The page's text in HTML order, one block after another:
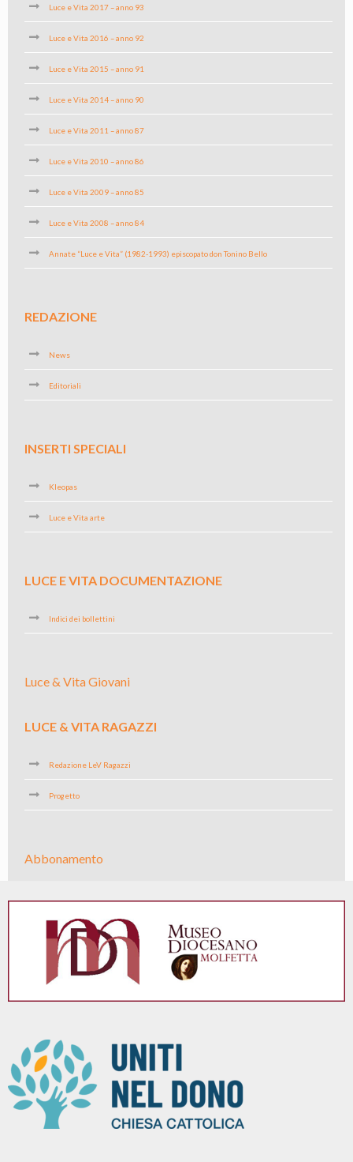
Luce e Vita 2017 – anno 93
Luce e Vita 2016 – anno 92
Luce e Vita 2015 – anno 91
Luce e Vita 2014 – anno 90
Luce e Vita 2011 – anno 87
Luce e Vita 2010 – anno 86
Luce e Vita 2009 – anno 85
Luce e Vita 2008 – anno 84
Annate “Luce e Vita” (1982-1993) episcopato don Tonino Bello
REDAZIONE
News
Editoriali
INSERTI SPECIALI
Kleopas
Luce e Vita arte
LUCE E VITA DOCUMENTAZIONE
Indici dei bollettini
Luce & Vita Giovani
LUCE & VITA RAGAZZI
Redazione LeV Ragazzi
Progetto
Abbonamento